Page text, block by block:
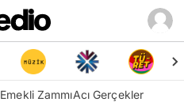
Emekli ZammıAcı Gerçekler